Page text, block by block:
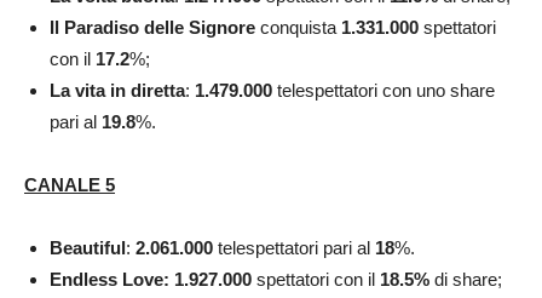
Il Paradiso delle Signore conquista 1.331.000 spettatori
con il 17.2%;
La vita in diretta: 1.479.000 telespettatori con uno share
pari al 19.8%.
CANALE 5
Beautiful: 2.061.000 telespettatori pari al 18%.
Endless Love: 1.927.000 spettatori con il 18.5% di share;